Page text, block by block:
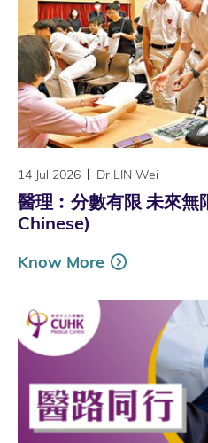
14 Jul 2026 Dr LIN Wei
醫理︰分數有限 未來
Chinese)
Know More